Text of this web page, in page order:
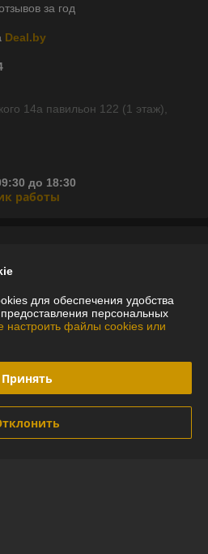
за год
Deal.by
14а павильон 122 (1 этаж),
до 18:30
работы
26.07.2026
для обеспечения удобства
персональных
настроить файлы cookies или
Принять